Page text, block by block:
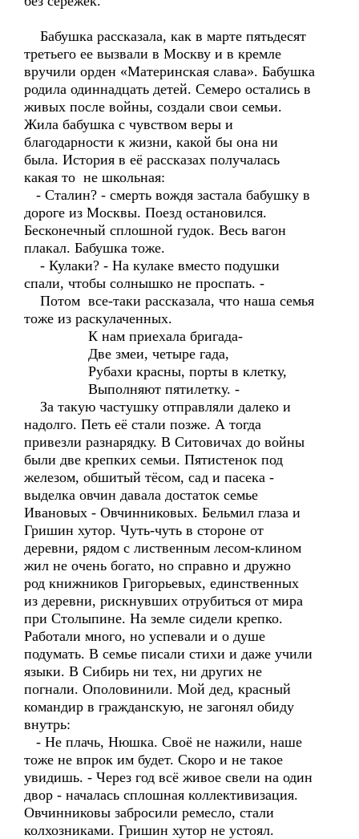
Бабушка рассказала, как в марте пятьдесят
третьего ее вызвали в Москву и в кремле
вручили орден «Материнская слава». Бабушка
родила одиннадцать детей. Семеро остались в
живых после войны, создали свои семьи.
Жила бабушка с чувством веры и
благодарности к жизни, какой бы она ни
была. История в её рассказах получалась
какая то не школьная:
- Сталин? - смерть вождя застала бабушку в
дороге из Москвы. Поезд остановился.
Бесконечный сплошной гудок. Весь вагон
плакал. Бабушка тоже.
- Кулаки? - На кулаке вместо подушки
спали, чтобы солнышко не проспать. -
Потом все-таки рассказала, что наша семья
тоже из раскулаченных.
К нам приехала бригада-
Две змеи, четыре гада,
Рубахи красны, порты в клетку,
Выполняют пятилетку. -
За такую частушку отправляли далеко и
надолго. Петь её стали позже. А тогда
привезли разнарядку. В Ситовичах до войны
были две крепких семьи. Пятистенок под
железом, обшитый тёсом, сад и пасека -
выделка овчин давала достаток семье
Ивановых - Овчинниковых. Бельмил глаза и
Гришин хутор. Чуть-чуть в стороне от
деревни, рядом с лиственным лесом-клином
жил не очень богато, но справно и дружно
род книжников Григорьевых, единственных
из деревни, рискнувших отрубиться от мира
при Столыпине. На земле сидели крепко.
Работали много, но успевали и о душе
подумать. В семье писали стихи и даже учили
языки. В Сибирь ни тех, ни других не
погнали. Ополовинили. Мой дед, красный
командир в гражданскую, не загонял обиду
внутрь:
- Не плачь, Нюшка. Своё не нажили, наше
тоже не впрок им будет. Скоро и не такое
увидишь. - Через год всё живое свели на один
двор - началась сплошная коллективизация.
Овчинниковы забросили ремесло, стали
колхозниками. Гришин хутор не устоял.